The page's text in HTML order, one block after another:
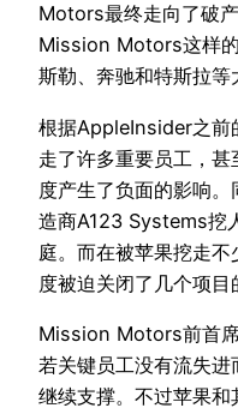
Motors最终走向了破
Mission Motors这样
斯勒、奔驰和特斯拉等
根据AppleInsider之前
走了许多重要员工，
度产生了负面的影响
造商A123 Systems挖
庭。而在被苹果挖走
度被迫关闭了几个项目
Mission Motors前首
若关键员工没有流失
继续支撑。不过苹果